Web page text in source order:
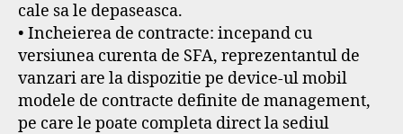
cale sa le depaseasca.
• Incheierea de contracte: incepand cu
versiunea curenta de SFA, reprezentantul de
vanzari are la dispozitie pe device-ul mobil
modele de contracte definite de management,
pe care le poate completa direct la sediul